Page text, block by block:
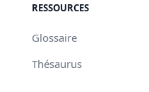
RESSOURCES
Glossaire
Thésaurus